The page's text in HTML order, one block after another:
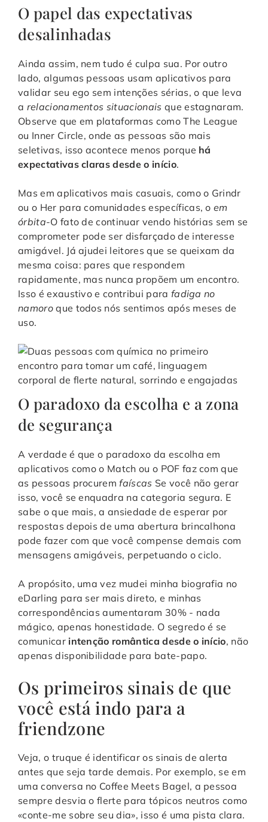
O papel das expectativas
desalinhadas
Ainda assim, nem tudo é culpa sua. Por outro
lado, algumas pessoas usam aplicativos para
validar seu ego sem intenções sérias, o que leva
a relacionamentos situacionais que estagnaram.
Observe que em plataformas como The League
ou Inner Circle, onde as pessoas são mais
seletivas, isso acontece menos porque há
expectativas claras desde o início.
Mas em aplicativos mais casuais, como o Grindr
ou o Her para comunidades específicas, oem
órbita-O fato de continuar vendo histórias sem se
comprometer pode ser disfarçado de interesse
amigável. Já ajudei leitores que se queixam da
mesma coisa: pares que respondem
rapidamente, mas nunca propõem um encontro.
Isso é exaustivo e contribui para fadiga no
namoroque todos nós sentimos após meses de
uso.
O paradoxo da escolha e a zona
de segurança
A verdade é que o paradoxo da escolha em
aplicativos como o Match ou o POF faz com que
as pessoas procuremfaíscas Se você não gerar
isso, você se enquadra na categoria segura. E
sabe o que mais, a ansiedade de esperar por
respostas depois de uma abertura brincalhona
pode fazer com que você compense demais com
mensagens amigáveis, perpetuando o ciclo.
A propósito, uma vez mudei minha biografia no
eDarling para ser mais direto, e minhas
correspondências aumentaram 30% - nada
mágico, apenas honestidade. O segredo é se
comunicar intenção romântica desde o início, não
apenas disponibilidade para bate-papo.
Os primeiros sinais de que
você está indo para a
friendzone
Veja, o truque é identificar os sinais de alerta
antes que seja tarde demais. Por exemplo, se em
uma conversa no Coffee Meets Bagel, a pessoa
sempre desvia o flerte para tópicos neutros como
«conte-me sobre seu dia», isso é uma pista clara.